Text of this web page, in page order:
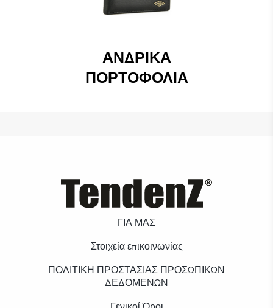
ΑΝΔΡΙΚΆ
ΠΟΡΤΟΦΌΛΙΑ
ΓΙΑ ΜΑΣ
Στοιχεία επικοινωνίας
ΠΟΛΙΤΙΚΗ ΠΡΟΣΤΑΣΙΑΣ ΠΡΟΣΩΠΙΚΩΝ
ΔΕΔΟΜΕΝΩΝ